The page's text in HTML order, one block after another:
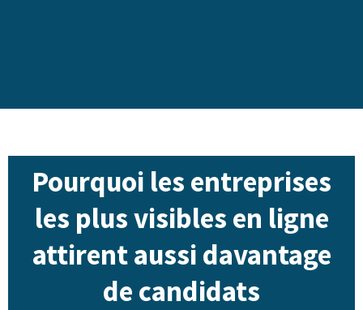
Pourquoi les entreprises
les plus visibles en ligne
attirent aussi davantage
de candidats